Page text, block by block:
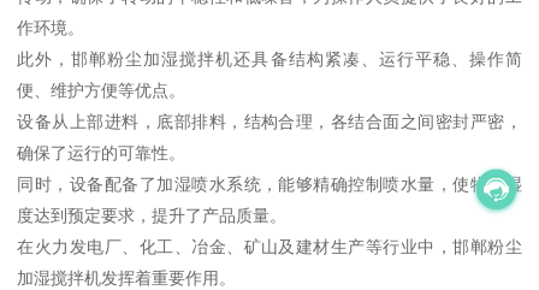
作环境。
此外，邯郸粉尘加湿搅拌机还具备结构紧凑、运行平稳、操作简
便、维护方便等优点。
设备从上部进料，底部排料，结构合理，各结合面之间密封严密，
确保了运行的可靠性。
同时，设备配备了加湿喷水系统，能够精确控制喷水量，使物料湿
度达到预定要求，提升了产品质量。
在火力发电厂、化工、冶金、矿山及建材生产等行业中，邯郸粉尘
加湿搅拌机发挥着重要作用。